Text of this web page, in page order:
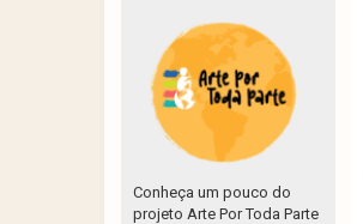
Conheça um pouco do
projeto Arte Por Toda Parte